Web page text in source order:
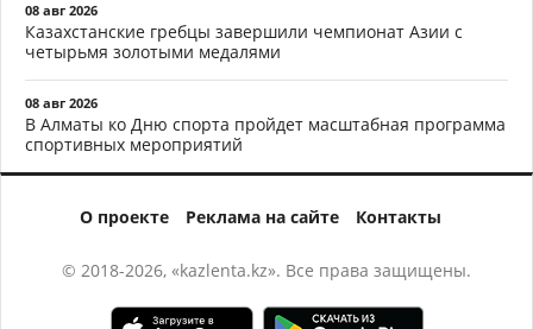
08 авг 2026
Казахстанские гребцы завершили чемпионат Азии с
четырьмя золотыми медалями
08 авг 2026
В Алматы ко Дню спорта пройдет масштабная программа
спортивных мероприятий
О проекте Реклама на сайте Контакты
© 2018-2026, «kazlenta.kz». Все права защищены.